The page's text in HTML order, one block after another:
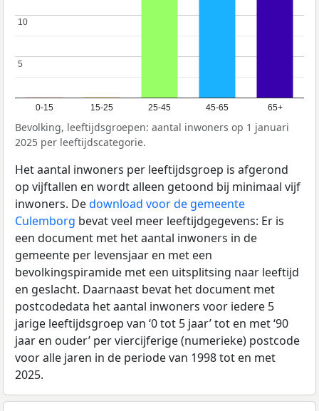
0-15 15-25 25-45 45-65 65+
5
5
10
10
Bevolking, leeftijdsgroepen: aantal inwoners op 1 januari
2025 per leeftijdscategorie.
Het aantal inwoners per leeftijdsgroep is afgerond
op vijftallen en wordt alleen getoond bij minimaal vijf
inwoners. Dedownload voor de gemeente
Culemborg bevat veel meer leeftijdgegevens: Er is
een document met het aantal inwoners in de
gemeente per levensjaar en met een
bevolkingspiramide met een uitsplitsing naar leeftijd
en geslacht. Daarnaast bevat het document met
postcodedata het aantal inwoners voor iedere 5
jarige leeftijdsgroep van ‘0 tot 5 jaar’ tot en met ‘90
jaar en ouder’ per viercijferige (numerieke) postcode
voor alle jaren in de periode van 1998 tot en met
2025.